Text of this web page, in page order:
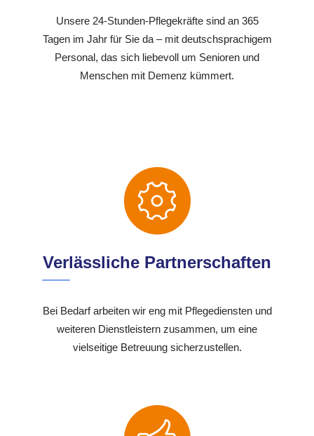
Unsere 24-Stunden-Pflegekräfte sind an 365
Tagen im Jahr für Sie da – mit deutschsprachigem
Personal, das sich liebevoll um Senioren und
Menschen mit Demenz kümmert.
Verlässliche Partnerschaften
Bei Bedarf arbeiten wir eng mit Pflegediensten und
weiteren Dienstleistern zusammen, um eine
vielseitige Betreuung sicherzustellen.